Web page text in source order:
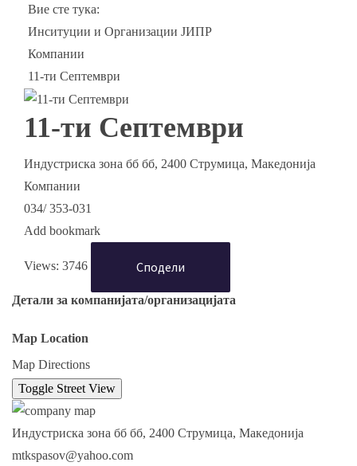
Вие сте тука:
Инситуции и Организации ЈИПР
Компании
11-ти Септември
11-ти Септември
Индустриска зона бб бб, 2400 Струмица, Македонија
Компании
034/ 353-031
Add bookmark
Views: 3746 Сподели
Детали за компанијата/организацијата
Map Location
Map Directions
Индустриска зона бб бб, 2400 Струмица, Македонија
mtkspasov@yahoo.com